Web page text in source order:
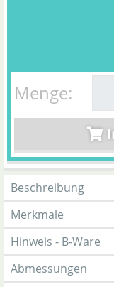
Menge:
Beschreibung
Merkmale
Hinweis - B-Ware
Abmessungen